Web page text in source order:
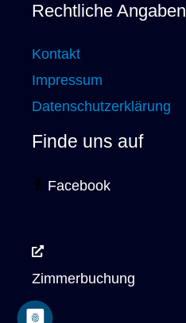
Rechtliche Angaben
Kontakt
Impressum
Datenschutzerklärung
Finde uns auf
Facebook
Zimmerbuchung